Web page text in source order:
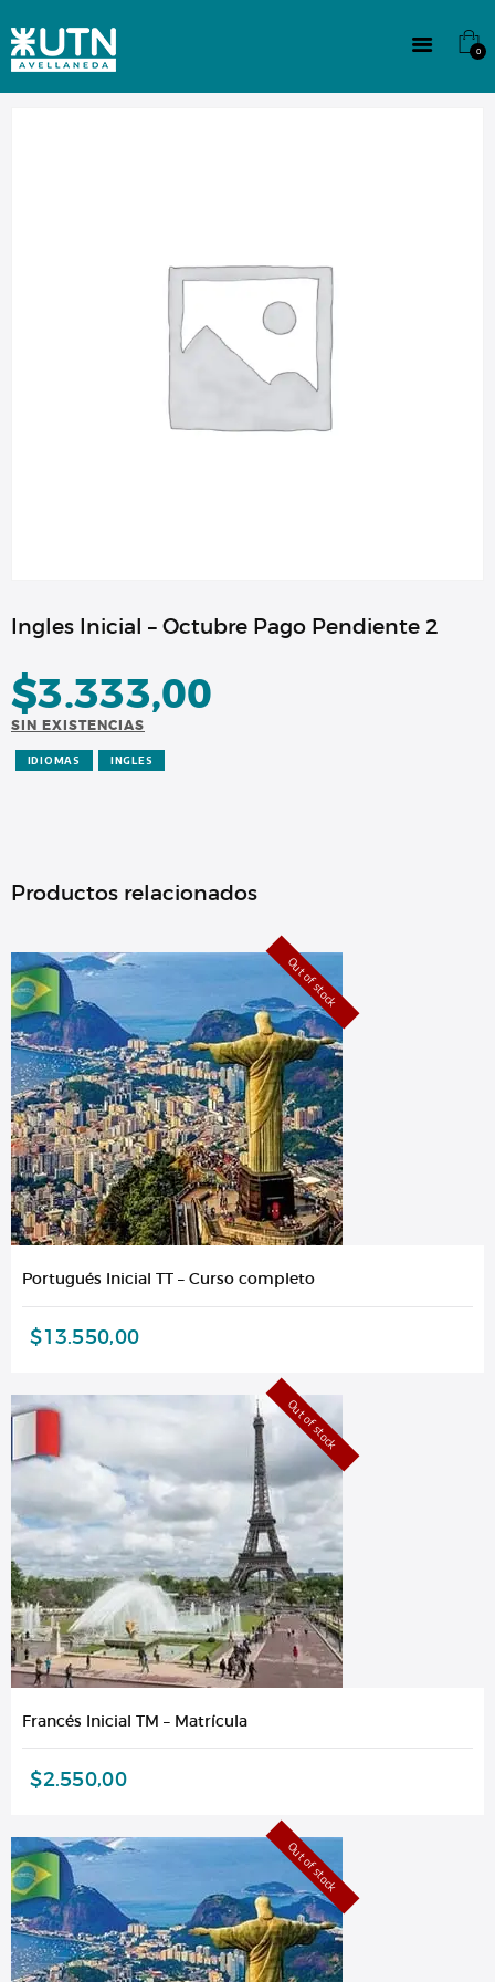
0
CULTURA
Ingles Inicial – Octubre Pago Pendiente 2
$3.333,00
SIN EXISTENCIAS
IDIOMAS INGLES
Productos relacionados
Out of stock
Portugués Inicial TT – Curso completo
$13.550,00
Out of stock
Francés Inicial TM – Matrícula
$2.550,00
Out of stock